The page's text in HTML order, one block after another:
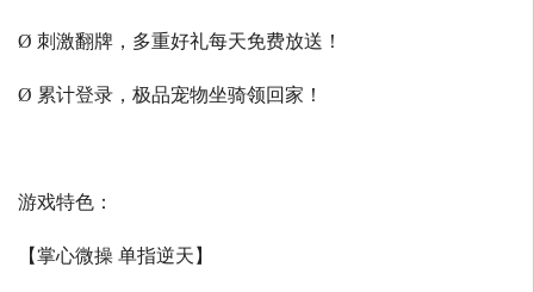
Ø 刺激翻牌，多重好礼每天免费放送！
Ø 累计登录，极品宠物坐骑领回家！
游戏特色：
【掌心微操 单指逆天】